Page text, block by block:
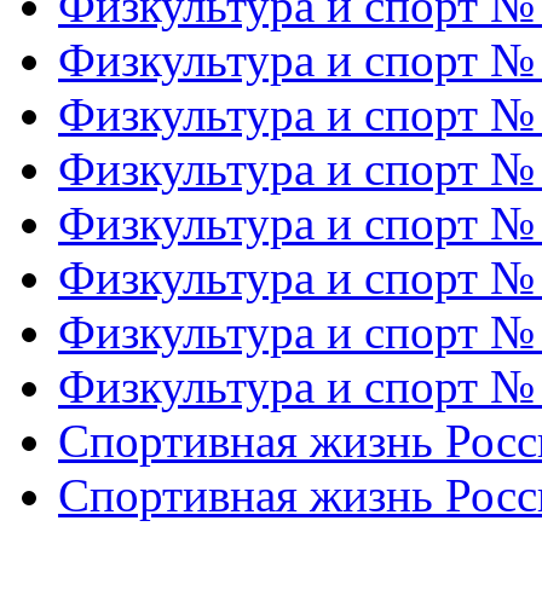
Физкультура и спорт
Физкультура и спорт
Физкультура и спорт
Физкультура и спорт
Физкультура и спорт
Физкультура и спорт
Физкультура и спорт
Спортивная жизнь
Спортивная жизнь